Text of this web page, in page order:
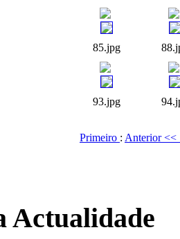
85.jpg
93.jpg
Primeiro : Anterior <<
Actualidade